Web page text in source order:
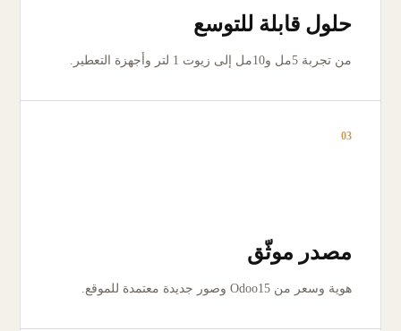
حلول قابلة للتوسع
من تجربة 5مل و10مل إلى زيوت 1 لتر وأجهزة التعطير.
03
مصدر موثّق
هوية وسعر من Odoo15 وصور جديدة معتمدة للموقع.